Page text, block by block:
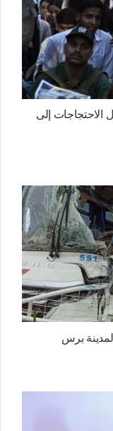
إلى
برس